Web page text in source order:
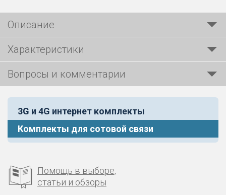
Описание
Характеристики
Вопросы и комментарии
3G и 4G интернет комплекты
Комплекты для сотовой связи
Помощь в выборе,
статьи и обзоры